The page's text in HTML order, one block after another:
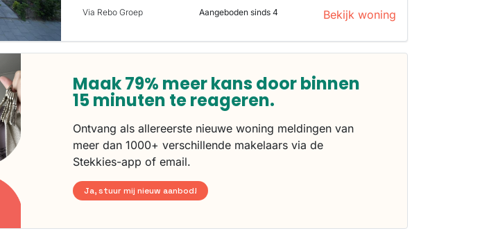
Via Rebo Groep Aangeboden sinds 4 Bekijk woning
Maak 79% meer kans door binnen
15 minuten te reageren.
Ontvang als allereerste nieuwe woning meldingen van
meer dan 1000+ verschillende makelaars via de
Stekkies-app of email.
Ja, stuur mij nieuw aanbod!